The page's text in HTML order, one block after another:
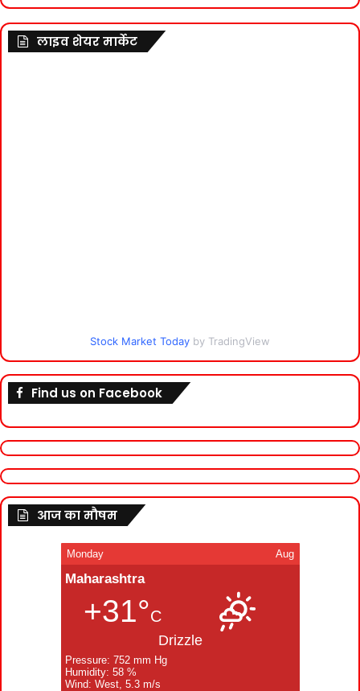
लाइव शेयर मार्केट
Stock Market Today by TradingView
Find us on Facebook
आज का मौषम
Monday Aug
Maharashtra
+31°C
Drizzle
Pressure: 752 mm Hg
Humidity: 58 %
Wind: West, 5.3 m/s